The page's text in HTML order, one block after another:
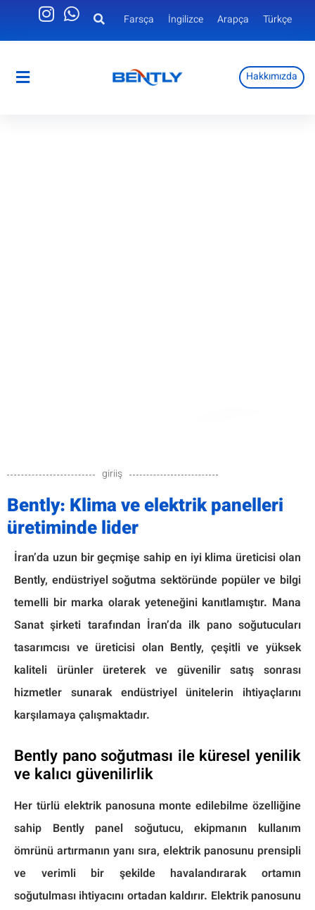
Farsça İngilizce Arapça Türkçe
Hakkımızda
Bently tavan panosunun soğutucusu
Çatı tipi panel klimalar, elektrik panoları,
telekomünikasyon panoları, endüstriyel sistemler ve
olarak tasarlanmıştır...
Continue
giriiş
Bently: Klima ve elektrik panelleri
üretiminde lider
İran’da uzun bir geçmişe sahip en iyi klima üreticisi olan
Bently, endüstriyel soğutma sektöründe popüler ve bilgi
temelli bir marka olarak yeteneğini kanıtlamıştır. Mana
Sanat şirketi tarafından İran’da ilk pano soğutucuları
tasarımcısı ve üreticisi olan Bently, çeşitli ve yüksek
kaliteli ürünler üreterek ve güvenilir satış sonrası
hizmetler sunarak endüstriyel ünitelerin ihtiyaçlarını
karşılamaya çalışmaktadır.
Bently pano soğutması ile küresel yenilik
ve kalıcı güvenilirlik
Her türlü elektrik panosuna monte edilebilme özelliğine
sahip Bently panel soğutucu, ekipmanın kullanım
ömrünü artırmanın yanı sıra, elektrik panosunu prensipli
ve verimli bir şekilde havalandırarak ortamın
soğutulması ihtiyacını ortadan kaldırır. Elektrik panosunu